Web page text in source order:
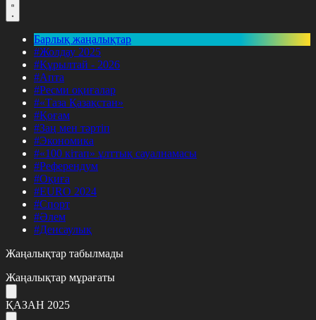
Барлық жаңалықтар
#Жолдау 2025
#Құрылтай - 2026
#Апта
#Ресми оқиғалар
#«Таза Қазақстан»
#Қоғам
#Заң мен тәртіп
#Экономика
#«100 кітап» ұлттық сауалнамасы
#Референдум
#Оқиға
#EURO 2024
#Спорт
#Әлем
#Денсаулық
Жаңалықтар табылмады
Жаңалықтар мұрағаты
ҚАЗАН 2025